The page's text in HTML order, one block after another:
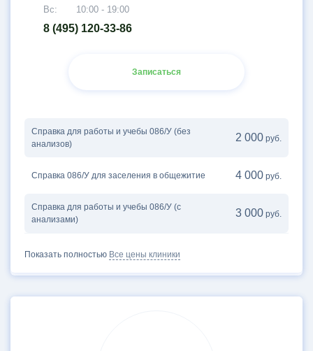
Вс:
10:00 - 19:00
8 (495) 120-33-86
Записаться
Справка для работы и учебы 086/У (без
анализов)
2 000 руб.
Справка 086/У для заселения в общежитие 4 000 руб.
Справка для работы и учебы 086/У (с
анализами)
3 000 руб.
Показать полностью Все цены клиники